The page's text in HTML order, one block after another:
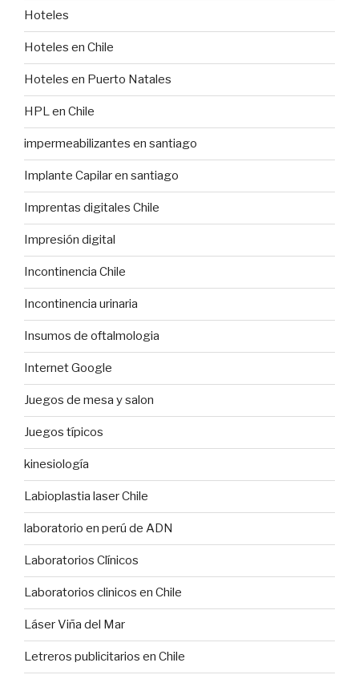
Hoteles
Hoteles en Chile
Hoteles en Puerto Natales
HPL en Chile
impermeabilizantes en santiago
Implante Capilar en santiago
Imprentas digitales Chile
Impresión digital
Incontinencia Chile
Incontinencia urinaria
Insumos de oftalmologia
Internet Google
Juegos de mesa y salon
Juegos típicos
kinesiología
Labioplastia laser Chile
laboratorio en perú de ADN
Laboratorios Clínicos
Laboratorios clinicos en Chile
Láser Viña del Mar
Letreros publicitarios en Chile